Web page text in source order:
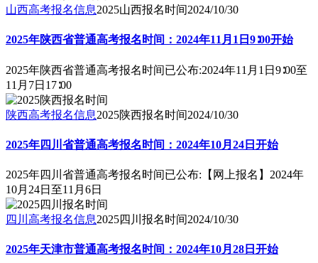
山西高考报名信息2025山西报名时间2024/10/30
2025年陕西省普通高考报名时间：2024年11月1日9∶00开始
2025年陕西省普通高考报名时间已公布:2024年11月1日9∶00至
11月7日17∶00
陕西高考报名信息2025陕西报名时间2024/10/30
2025年四川省普通高考报名时间：2024年10月24日开始
2025年四川省普通高考报名时间已公布:【网上报名】2024年
10月24日至11月6日
四川高考报名信息2025四川报名时间2024/10/30
2025年天津市普通高考报名时间：2024年10月28日开始